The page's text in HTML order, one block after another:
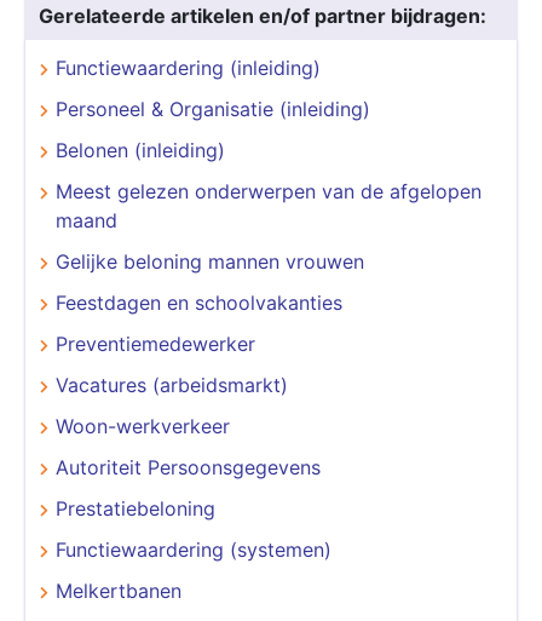
Gerelateerde artikelen en/of partner bijdragen:
Functiewaardering (inleiding)
Personeel & Organisatie (inleiding)
Belonen (inleiding)
Meest gelezen onderwerpen van de afgelopen
maand
Gelijke beloning mannen vrouwen
Feestdagen en schoolvakanties
Preventiemedewerker
Vacatures (arbeidsmarkt)
Woon-werkverkeer
Autoriteit Persoonsgegevens
Prestatiebeloning
Functiewaardering (systemen)
Melkertbanen